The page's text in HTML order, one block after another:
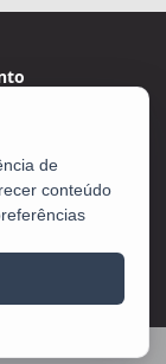
de
conteúdo